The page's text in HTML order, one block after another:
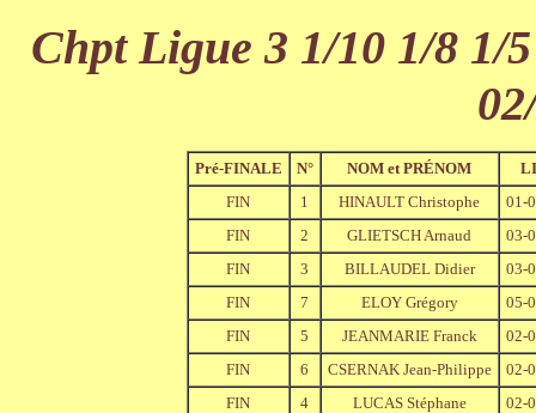
Chpt Ligue 3 1/10 1/8 1/
Pré-FINALE N° NOM et PRÉNOM
FIN
1 HINAULT Christophe
01-
FIN
2 GLIETSCH Arnaud
03-
FIN
3 BILLAUDEL Didier
03-
FIN
7 ELOY Grégory
05-
FIN
5 JEANMARIE Franck
02-
FIN
6 CSERNAK Jean-Philippe
02-
FIN
4 LUCAS Stéphane 02-